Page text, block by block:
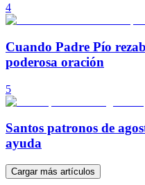
4
Cuando Padre Pío
poderosa oración
5
Santos patronos de
ayuda
Cargar más artículos